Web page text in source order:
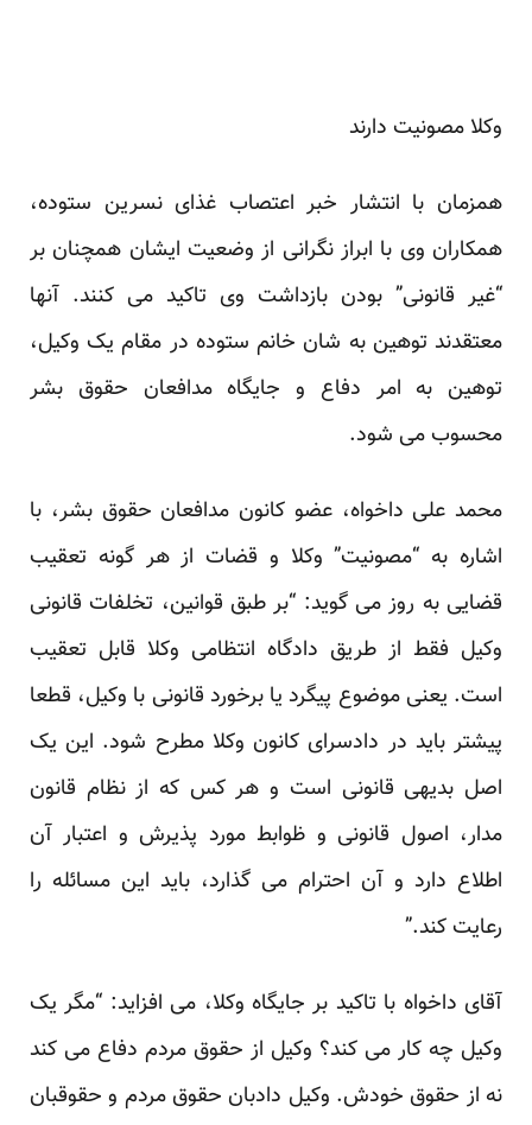
وکلا مصونیت دارند
همزمان با انتشار خبر اعتصاب غذای نسرین ستوده،
همکاران وی با ابراز نگرانی از وضعیت ایشان همچنان بر
“غیر قانونی” بودن بازداشت وی تاکید می کنند. آنها
معتقدند توهین به شان خانم ستوده در مقام یک وکیل،
توهین به امر دفاع و جایگاه مدافعان حقوق بشر
محسوب می شود.
محمد علی داخواه، عضو کانون مدافعان حقوق بشر، با
اشاره به “مصونیت” وکلا و قضات از هر گونه تعقیب
قضایی به روز می گوید: “بر طبق قوانین، تخلفات قانونی
وکیل فقط از طریق دادگاه انتظامی وکلا قابل تعقیب
است. یعنی موضوع پیگرد یا برخورد قانونی با وکیل، قطعا
پیشتر باید در دادسرای کانون وکلا مطرح شود. این یک
اصل بدیهی قانونی است و هر کس که از نظام قانون
مدار، اصول قانونی و ظوابط مورد پذیرش و اعتبار آن
اطلاع دارد و آن احترام می گذارد، باید این مسائله را
رعایت کند.”
آقای داخواه با تاکید بر جایگاه وکلا، می افزاید: “مگر یک
وکیل چه کار می کند؟ وکیل از حقوق مردم دفاع می کند
نه از حقوق خودش. وکیل دادبان حقوق مردم و حقوقبان